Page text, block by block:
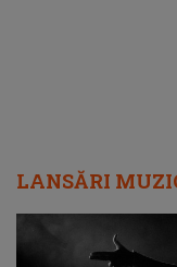
LANSĂRI